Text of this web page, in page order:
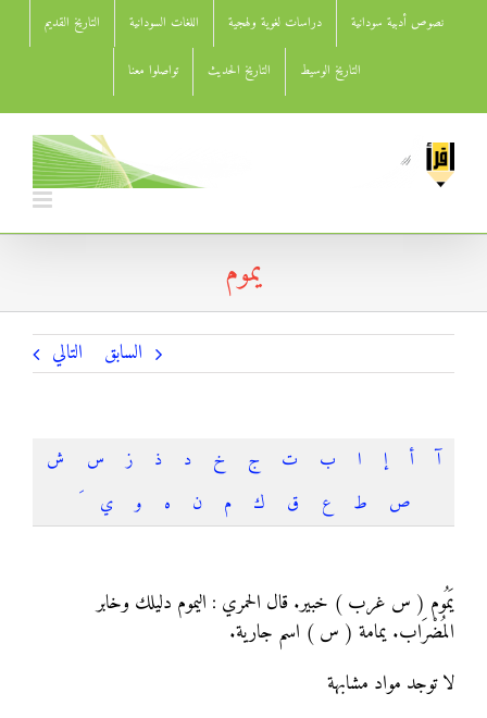
نصوص أدبية سودانية دراسات لغوية ولهجية اللغات السودانية التاريخ القديم
التاريخ الوسيط التاريخ الحديث تواصلوا معنا
يموم
السابق التالي
آ أ إ ا ب ت ج خ د ذ ز س
ش
ص
ط ع ق ك م ن ه و ي
يَمُوم ( س غرب ) خبير. قال الحمري : اليموم دليلك وخابر
المُضْرَاب. يمامة ( س ) اسم جارية.
لا توجد مواد مشابهة